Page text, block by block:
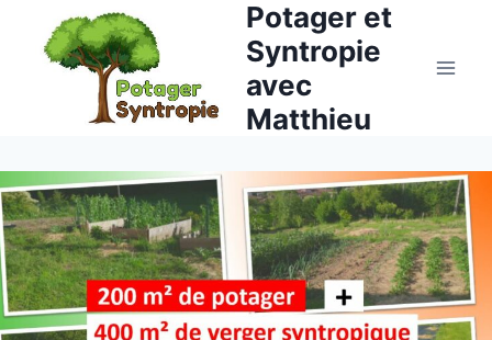
contenu
Potager et
Syntropie
avec
Matthieu